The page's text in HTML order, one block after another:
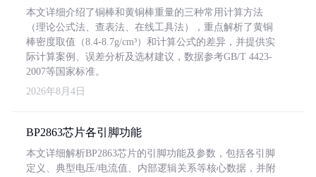
本文详细介绍了铜棒和黄铜棒重量的三种常用计算方法
（理论公式法、查表法、在线工具法），重点解析了黄铜
棒密度取值（8.4-8.7g/cm³）和计算公式的差异，并提供实
际计算案例、误差分析及选材建议，数据参考GB/T 4423-
2007等国家标准。
2026年8月4日
BP2863芯片各引脚功能
本文详细解析BP2863芯片的引脚功能及参数，包括各引脚
定义、典型电压/电流值、内部逻辑关系等核心数据，并附